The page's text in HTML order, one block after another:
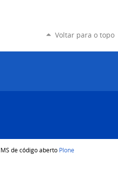
Voltar para o topo
de código aberto Plone